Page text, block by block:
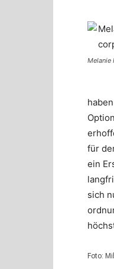
Melanie
für
ein
sich
Foto: